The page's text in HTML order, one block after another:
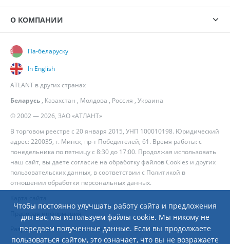
Чтобы постоянно улучшать работу сайта и предложения
для вас, мы используем файлы cookie. Мы никому не
передаем полученные данные. Если вы продолжаете
пользоваться сайтом, это означает, что вы не возражаете
О КОМПАНИИ
© 2002 — 2026, ЗАО «АТЛАНТ»
В торговом реестре с 20 января 2015, УНП 100010198. Юридический
адрес: 220035, г. Минск, пр-т Победителей, 61. Время работы: с
понедельника по пятницу с 8:30 до 17:00. Продолжая использовать
наш сайт, вы даете согласие на обработку файлов Cookies и других
пользовательских данных, в соответствии с Политикой в
отношении обработки персональных данных.
Правовая информация
Разработка сайта— Новый Сайт
Па-беларуску
In English
ATLANT в других странах
Беларусь, Казахстан , Молдова , Россия , Украина